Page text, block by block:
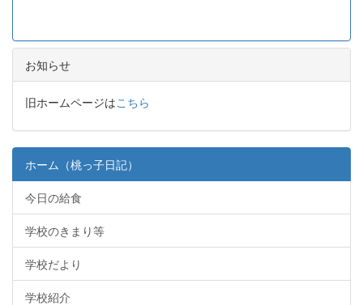
お知らせ
旧ホームページはこちら
ホーム（桃っ子日記）
今日の給食
学校のきまり等
学校だより
学校紹介